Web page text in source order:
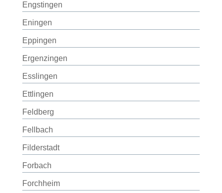
Engstingen
Eningen
Eppingen
Ergenzingen
Esslingen
Ettlingen
Feldberg
Fellbach
Filderstadt
Forbach
Forchheim